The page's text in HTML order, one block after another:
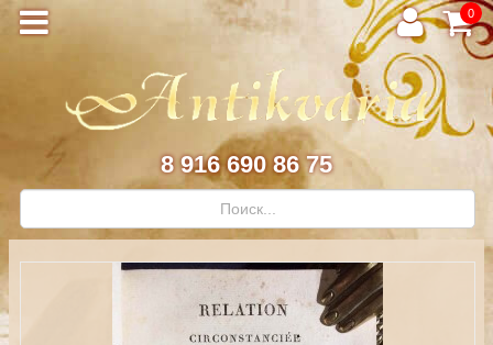
0
8 916 690 86 75